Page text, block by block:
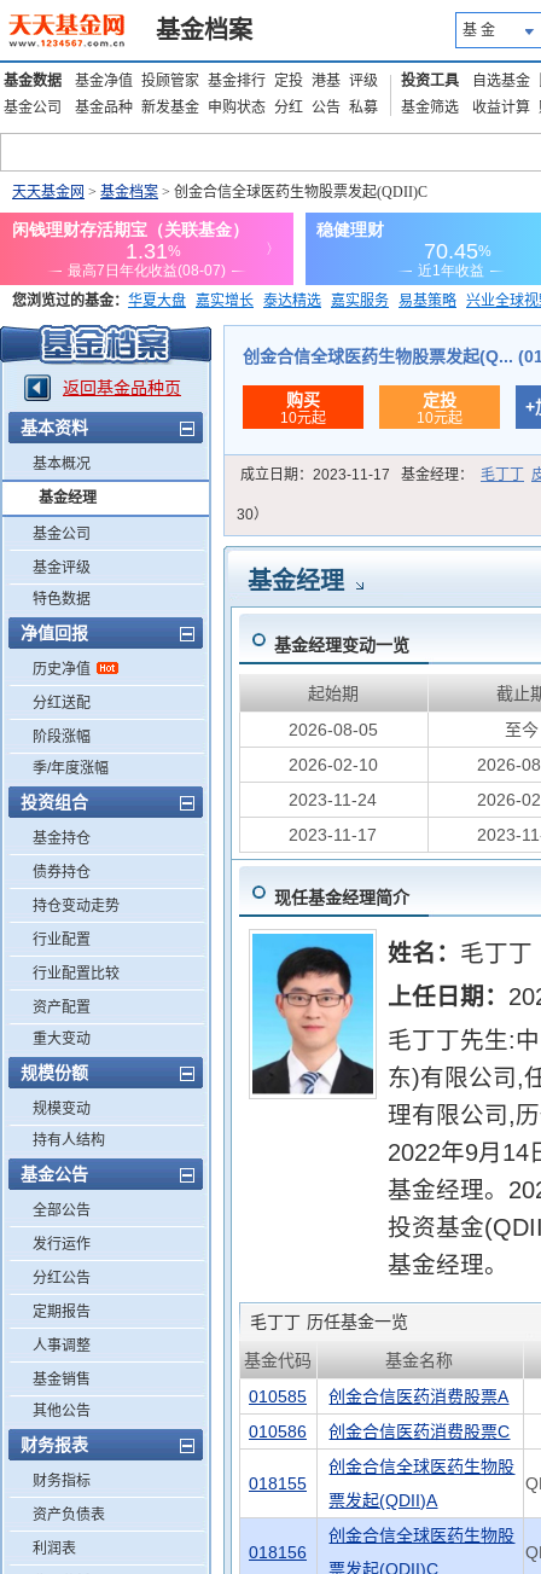
基金档案 基 金
基金数据 基金净值 投顾管家 基金排行 定投 港基 评级
基金公司
基金品种 新发基金 申购状态 分红 公告 私募
投资工具 自选基金
基金筛选
收益计算
天天基金网 > 基金档案 > 创金合信全球医药生物股票发起(QDII)C
您浏览过的基金： 华夏大盘 嘉实增长 泰达精选 嘉实服务 易基策略 兴业全球
添富优势 华安宏利 上证180价值ETF
返回基金品种页
基本资料
基本概况
基金经理
基金公司
基金评级
特色数据
净值回报
历史净值
分红送配
阶段涨幅
季/年度涨幅
投资组合
基金持仓
债券持仓
持仓变动走势
行业配置
行业配置比较
资产配置
重大变动
规模份额
规模变动
持有人结构
基金公告
全部公告
发行运作
分红公告
定期报告
人事调整
基金销售
其他公告
财务报表
财务指标
资产负债表
利润表
创金合信全球医药生物股票发起(Q...
购买
10元起
定投
10元起
+
成立日期： 2023-11-17 基金经理： 毛丁丁
30）
基金经理
基金经理变动一览
起始期
截止
2026-08-05
至今
2026-02-10
2026-
2023-11-24
2026-
2023-11-17
2023-
现任基金经理简介
姓名： 毛丁丁
上任日期：
毛丁丁先生:
东)有限公司,
理有限公司,
2022年9月14
基金经理。
投资基金
基金经理。
毛丁丁 历任基金一览
基金代码
基金名称
010585
创金合信医药消费股票A
010586
创金合信医药消费股票C
018155
创金合信全球医药生物股
票发起(QDII)A
018156
创金合信全球医药生物股
票发起(QDII)C